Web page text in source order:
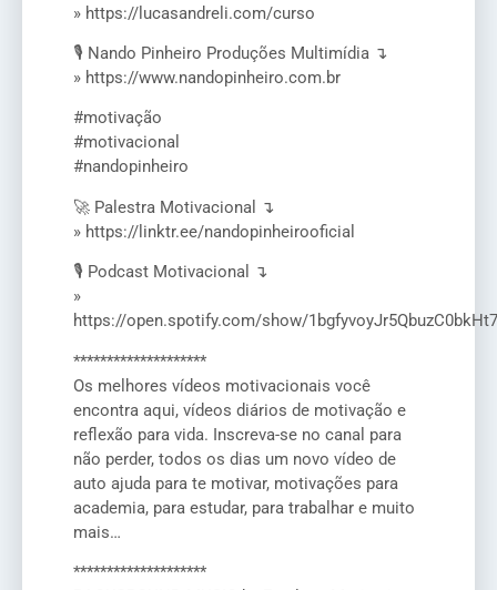
» https://lucasandreli.com/curso
🎙️ Nando Pinheiro Produções Multimídia ↴
» https://www.nandopinheiro.com.br
#motivação
#motivacional
#nandopinheiro
🚀 Palestra Motivacional ↴
» https://linktr.ee/nandopinheirooficial
🎙️ Podcast Motivacional ↴
»
https://open.spotify.com/show/1bgfyvoyJr5QbuzC0bkHt7
********************
Os melhores vídeos motivacionais você
encontra aqui, vídeos diários de motivação e
reflexão para vida. Inscreva-se no canal para
não perder, todos os dias um novo vídeo de
auto ajuda para te motivar, motivações para
academia, para estudar, para trabalhar e muito
mais…
********************